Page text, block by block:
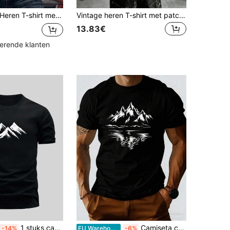
Heren T-shirt met ronde hals en korte mouwen, grappige planetenprint, casual en losvallend model, geschikt voor op straat, buitenactiviteiten, als laagje en voor dagelijks gebruik.
klanten
Vintage heren T-shirt met patchworkpatroon en abstracte print, geschikt voor dagelijks gebruik.
13.83€
-14% 1 stuks casual T-shirt van 100% katoen voor dames en heren, elegante borstelstreek sneeuwberg print op de voorkant, streetwear, reisoutfit, zomerse slim-fit tops EU Warehouse -6% Camiseta corta de manga corta para hombres con diseño sencillo y estampado, estilo moderno y minimalista. Corte corto, cómodo, suave